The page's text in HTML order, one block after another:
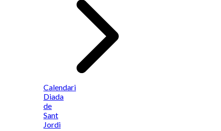
Calendari
Diada
de
Sant
Jordi